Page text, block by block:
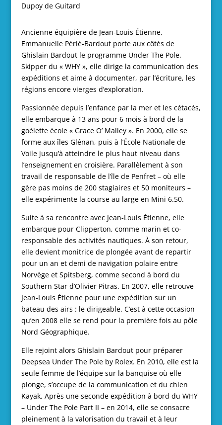
Dupoy de Guitard
Ancienne équipière de Jean-Louis Étienne,
Emmanuelle Périé-Bardout porte aux côtés de
Ghislain Bardout le programme Under The Pole.
Skipper du « WHY », elle dirige la communication des
expéditions et aime à documenter, par l’écriture, les
régions encore vierges d’exploration.
Passionnée depuis l’enfance par la mer et les cétacés,
elle embarque à 13 ans pour 6 mois à bord de la
goélette école « Grace O’ Malley ». En 2000, elle se
forme aux îles Glénan, puis à l’École Nationale de
Voile jusqu’à atteindre le plus haut niveau dans
l’enseignement en croisière. Parallèlement à son
travail de responsable de l’île de Penfret – où elle
gère pas moins de 200 stagiaires et 50 moniteurs –
elle expérimente la course au large en Mini 6.50.
Suite à sa rencontre avec Jean-Louis Étienne, elle
embarque pour Clipperton, comme marin et co-
responsable des activités nautiques. À son retour,
elle devient monitrice de plongée avant de repartir
pour un an et demi de navigation polaire entre
Norvège et Spitsberg, comme second à bord du
Southern Star d’Olivier Pitras. En 2007, elle retrouve
Jean-Louis Étienne pour une expédition sur un
bateau des airs : le dirigeable. C’est à cette occasion
qu’en 2008 elle se rend pour la première fois au pôle
Nord Géographique.
Elle rejoint alors Ghislain Bardout pour préparer
Deepsea Under The Pole by Rolex. En 2010, elle est la
seule femme de l’équipe sur la banquise où elle
plonge, s’occupe de la communication et du chien
Kayak. Après une seconde expédition à bord du WHY
– Under The Pole Part II – en 2014, elle se consacre
pleinement à la valorisation du travail et à leur